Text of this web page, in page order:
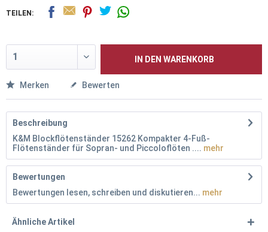
TEILEN:
IN DEN WARENKORB
Merken Bewerten
Beschreibung
K&M Blockflötenständer 15262 Kompakter 4-Fuß-
Flötenständer für Sopran- und Piccoloflöten .... mehr
Bewertungen
Bewertungen lesen, schreiben und diskutieren... mehr
Ähnliche Artikel